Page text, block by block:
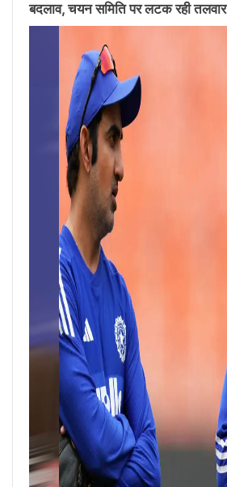
बदलाव, चयन समिति पर लटक रही तलवार